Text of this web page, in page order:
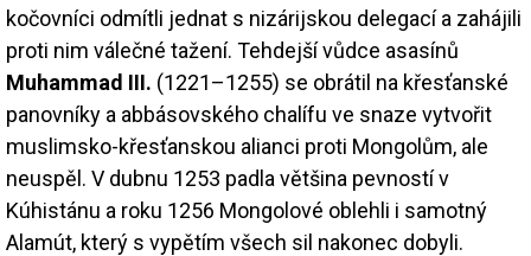
kočovníci odmítli jednat s nizárijskou delegací a zahájili
proti nim válečné tažení. Tehdejší vůdce asasínů
Muhammad III. (1221–1255) se obrátil na křesťanské
panovníky a abbásovského chalífu ve snaze vytvořit
muslimsko-křesťanskou alianci proti Mongolům, ale
neuspěl. V dubnu 1253 padla většina pevností v
Kúhistánu a roku 1256 Mongolové oblehli i samotný
Alamút, který s vypětím všech sil nakonec dobyli.